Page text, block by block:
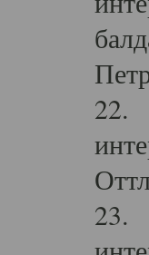
22.
23.